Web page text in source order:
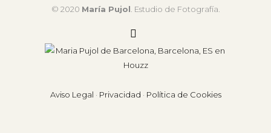
© 2020 María Pujol. Estudio de Fotografía.
Aviso Legal · Privacidad · Política de Cookies